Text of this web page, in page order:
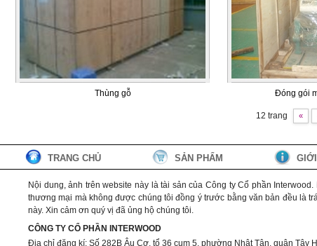
Thùng gỗ Đóng gói
12 trang «
TRANG CHỦ SẢN PHẨM
Nội dung, ảnh trên website này là tài sản của Công ty Cổ phần
thương mại mà không được chúng tôi đồng ý trước bằng văn bản đều là
này. Xin cảm ơn quý vị đã ủng hộ chúng tôi.
CÔNG TY CỔ PHẦN INTERWOOD
Địa chỉ đăng kí: Số 282B Âu Cơ, tổ 36 cụm 5, phường Nhật Tân, quận Tây